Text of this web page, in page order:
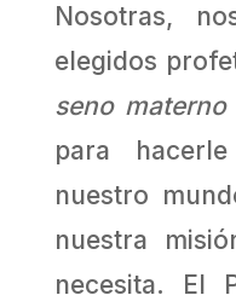
Nosotras,
elegidos
seno materno
para
nuestro
nuestra
necesita. El